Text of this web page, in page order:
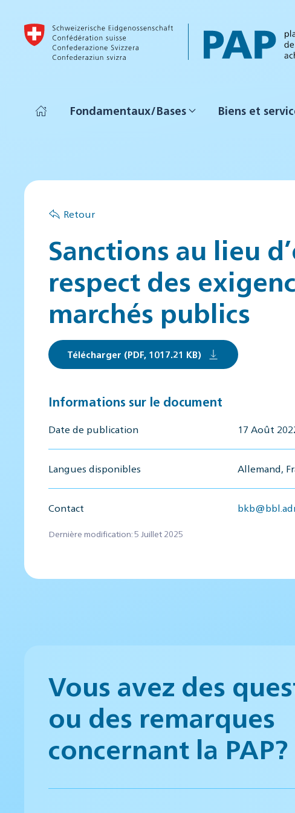
Accéder au contenu principal
Fondamentaux/Bases Biens et
Retour
Sanctions au lieu
respect des
marchés publics
Télécharger (PDF, 1017.21 KB)
Informations sur le document
Date de publication 17 Août
Langues disponibles Allemand,
Contact
Dernière modification: 5 Juillet 2025
Vous avez des
ou des remarques
concernant la PAP?